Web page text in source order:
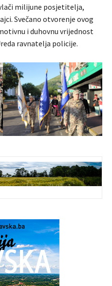
milijune posjetitelja,
Svečano otvorenje ovog
i duhovnu vrijednost
ravnatelja policije.